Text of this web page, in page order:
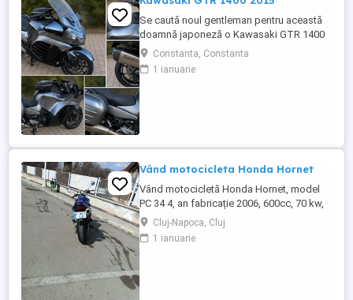
Se caută noul gentleman pentru această
doamnă japoneză o Kawasaki GTR 1400
care încă întoarce priviri și iubește
kilometrii. A fost răsfățată, întreținută la
timp și tratată cu respect. O dau doar
Constanta, Constanta
1 ianuarie
Vând motocicleta Honda Hornet
Vând motocicletă Honda Hornet, model
PC 34 4, an fabricație 2006, 600cc, 70 kw,
98 cp, inspecție tehnică valabilă până în
august 2027 . Preț 1900 euro
Cluj-Napoca, Cluj
1 ianuarie